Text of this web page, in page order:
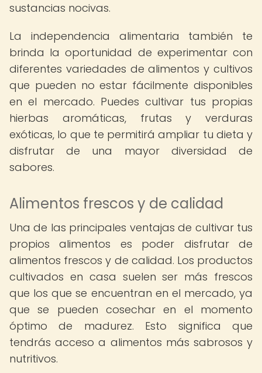
sustancias nocivas.
La independencia alimentaria también te
brinda la oportunidad de experimentar con
diferentes variedades de alimentos y cultivos
que pueden no estar fácilmente disponibles
en el mercado. Puedes cultivar tus propias
hierbas aromáticas, frutas y verduras
exóticas, lo que te permitirá ampliar tu dieta y
disfrutar de una mayor diversidad de
sabores.
Alimentos frescos y de calidad
Una de las principales ventajas de cultivar tus
propios alimentos es poder disfrutar de
alimentos frescos y de calidad. Los productos
cultivados en casa suelen ser más frescos
que los que se encuentran en el mercado, ya
que se pueden cosechar en el momento
óptimo de madurez. Esto significa que
tendrás acceso a alimentos más sabrosos y
nutritivos.